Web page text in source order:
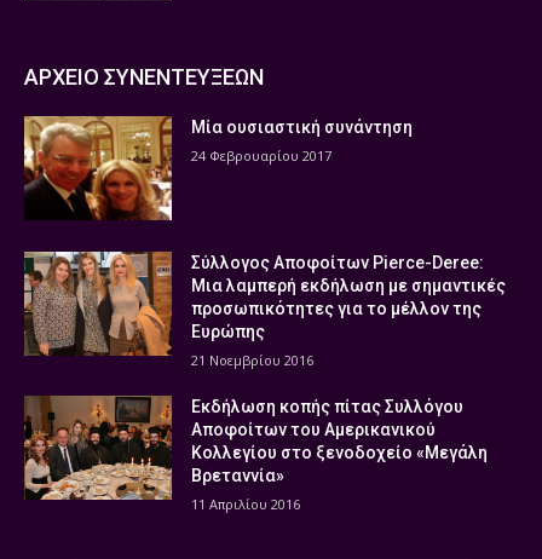
ΑΡΧΕΙΟ ΣΥΝΕΝΤΕΥΞΕΩΝ
Μία ουσιαστική συνάντηση
24 Φεβρουαρίου 2017
Σύλλογος Αποφοίτων Pierce-Deree:
Μια λαμπερή εκδήλωση με σημαντικές
προσωπικότητες για το μέλλον της
Ευρώπης
21 Νοεμβρίου 2016
Εκδήλωση κοπής πίτας Συλλόγου
Αποφοίτων του Αμερικανικού
Κολλεγίου στο ξενοδοχείο «Μεγάλη
Βρεταννία»
11 Απριλίου 2016